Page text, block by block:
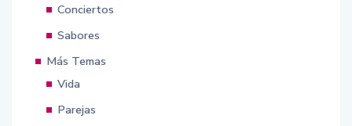
Conciertos
Sabores
Más Temas
Vida
Parejas